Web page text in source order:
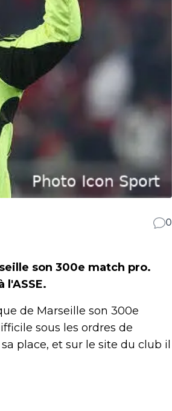
0
son 300e match pro.
de Marseille son 300e
sous les ordres de
place, et sur le site du club il